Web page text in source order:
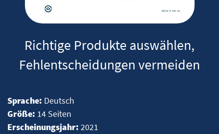
Richtige Produkte auswählen,
Fehlentscheidungen vermeiden
Sprache: Deutsch
Größe: 14 Seiten
Erscheinungsjahr: 2021